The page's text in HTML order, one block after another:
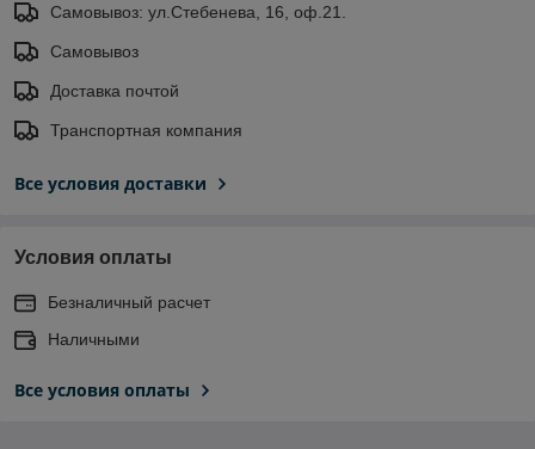
Самовывоз: ул.Стебенева, 16, оф.21.
Самовывоз
Доставка почтой
Транспортная компания
Все условия доставки
Условия оплаты
Безналичный расчет
Наличными
Все условия оплаты